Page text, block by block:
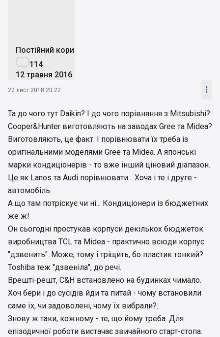
Постійний користувач
114
12 травня 2016
22 лист 2018 20:22 
Та до чого тут Daikin? І до чого порівняння з Mitsubishi?
Cooper&Hunter виготовляють на заводах Gree та Midea?
Виготовляють, це факт. І порівнювати їх треба із
оригінальними моделями Gree та Midea. А японські
марки кондиціонерів - то вже інший ціновий діапазон.
Це як Lanos та Audi порівнювати... Хоча і те і друге -
автомобіль.
А що там потріскує чи ні... Кондиціонери із бюджетних
же ж!
Он сьогодні простукав корпуси декількох бюджеток
виробництва TCL та Midea - практично всюди корпус
"дзвенить". Може, тому і тріщить, бо пластик тонкий?
Toshiba теж "дзвеніла", до речі.
Врешті-решт, C&H встановлено на будинках чимало.
Хоч бери і до сусідів йди та питай - чому встановили
саме їх, чи задоволені, чому їх вибрали?..
Знову ж таки, кожному - те, що йому треба. Для
епізодичної роботи вистачає звичайного старт-стопа.